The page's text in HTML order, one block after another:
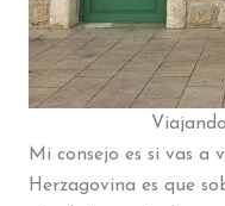
Mi consejo es si vas a
Herzagovina es que